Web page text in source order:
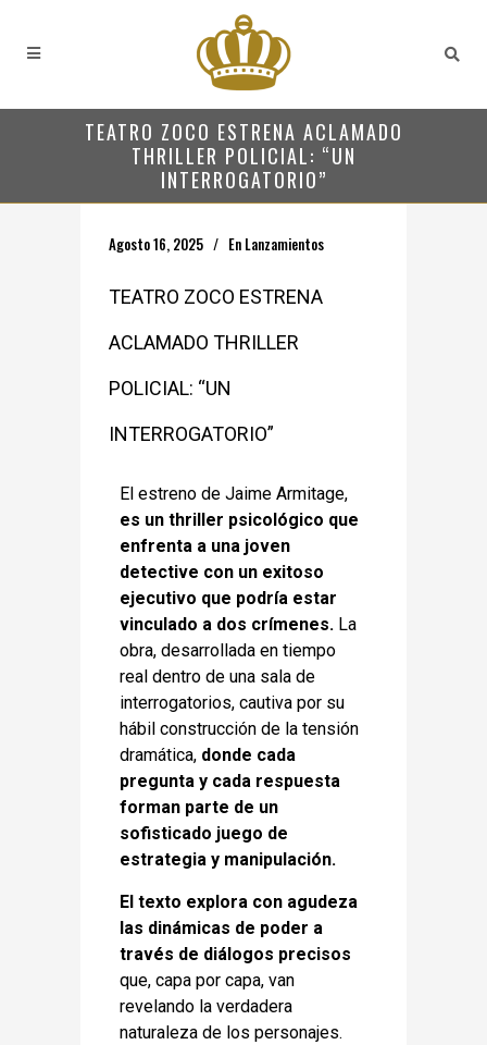
TEATRO ZOCO ESTRENA ACLAMADO
THRILLER POLICIAL: “UN
INTERROGATORIO”
Agosto 16, 2025 En Lanzamientos
TEATRO ZOCO ESTRENA
ACLAMADO THRILLER
POLICIAL: “UN
INTERROGATORIO”
El estreno de Jaime Armitage,
es un thriller psicológico que
enfrenta a una joven
detective con un exitoso
ejecutivo que podría estar
vinculado a dos crímenes. La
obra, desarrollada en tiempo
real dentro de una sala de
interrogatorios, cautiva por su
hábil construcción de la tensión
dramática, donde cada
pregunta y cada respuesta
forman parte de un
sofisticado juego de
estrategia y manipulación.
El texto explora con agudeza
las dinámicas de poder a
través de diálogos precisos
que, capa por capa, van
revelando la verdadera
naturaleza de los personajes.